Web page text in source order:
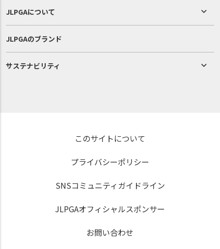
JLPGAについて
JLPGAのブランド
サステナビリティ
このサイトについて
プライバシーポリシー
SNSコミュニティガイドライン
JLPGAオフィシャルスポンサー
お問い合わせ